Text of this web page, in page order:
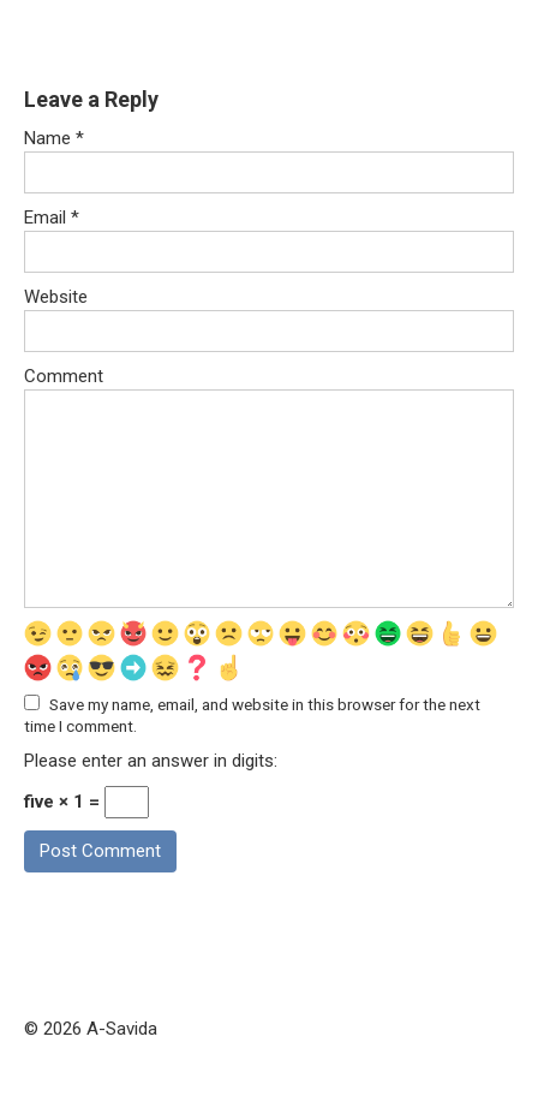
Leave a Reply
Name *
Email *
Website
Comment
Save my name, email, and website in this browser for the next
time I comment.
Please enter an answer in digits:
five × 1 =
© 2026 A-Savida